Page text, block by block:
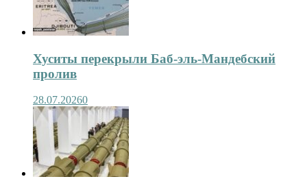
Хуситы перекрыли Баб-эль-Мандебский
пролив
28.07.20260